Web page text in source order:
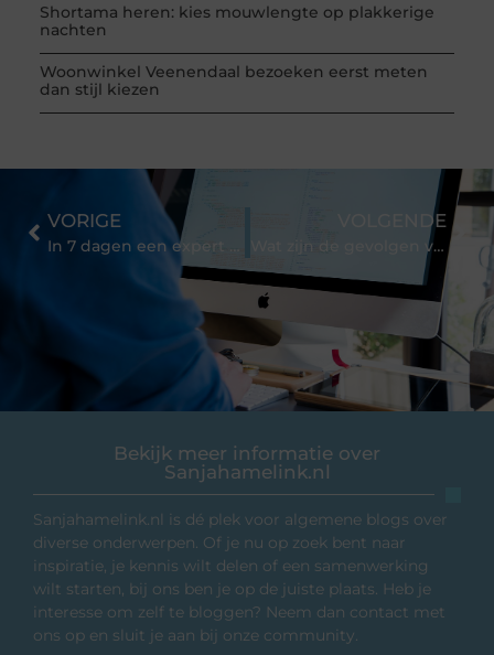
Shortama heren: kies mouwlengte op plakkerige
nachten
Woonwinkel Veenendaal bezoeken eerst meten
dan stijl kiezen
Bekijk meer informatie over
Sanjahamelink.nl
Sanjahamelink.nl is dé plek voor algemene blogs over
diverse onderwerpen. Of je nu op zoek bent naar
inspiratie, je kennis wilt delen of een samenwerking
wilt starten, bij ons ben je op de juiste plaats. Heb je
interesse om zelf te bloggen? Neem dan contact met
ons op en sluit je aan bij onze community.
VORIGE
In 7 dagen een expert worden in het creëren van de perfecte buitenruimte
VOLGENDE
Wat zijn de gevolgen van een zwembad in je achtertuin?